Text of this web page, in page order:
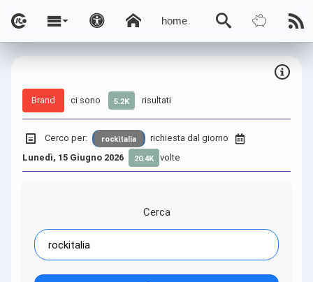
home
Brand ci sono 5.2K risultati
Cerco per: rockitalia
richiesta dal giorno
Lunedì, 15 Giugno 2026
20.4K volte
Cerca